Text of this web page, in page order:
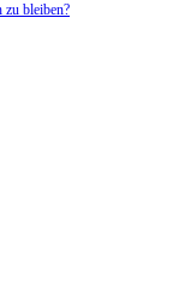
bleiben?